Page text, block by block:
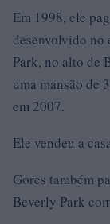
Em 1998, ele
desenvolvido no
Park, no alto de
uma mansão de
em 2007.
Ele vendeu a
Gores também
Beverly Park